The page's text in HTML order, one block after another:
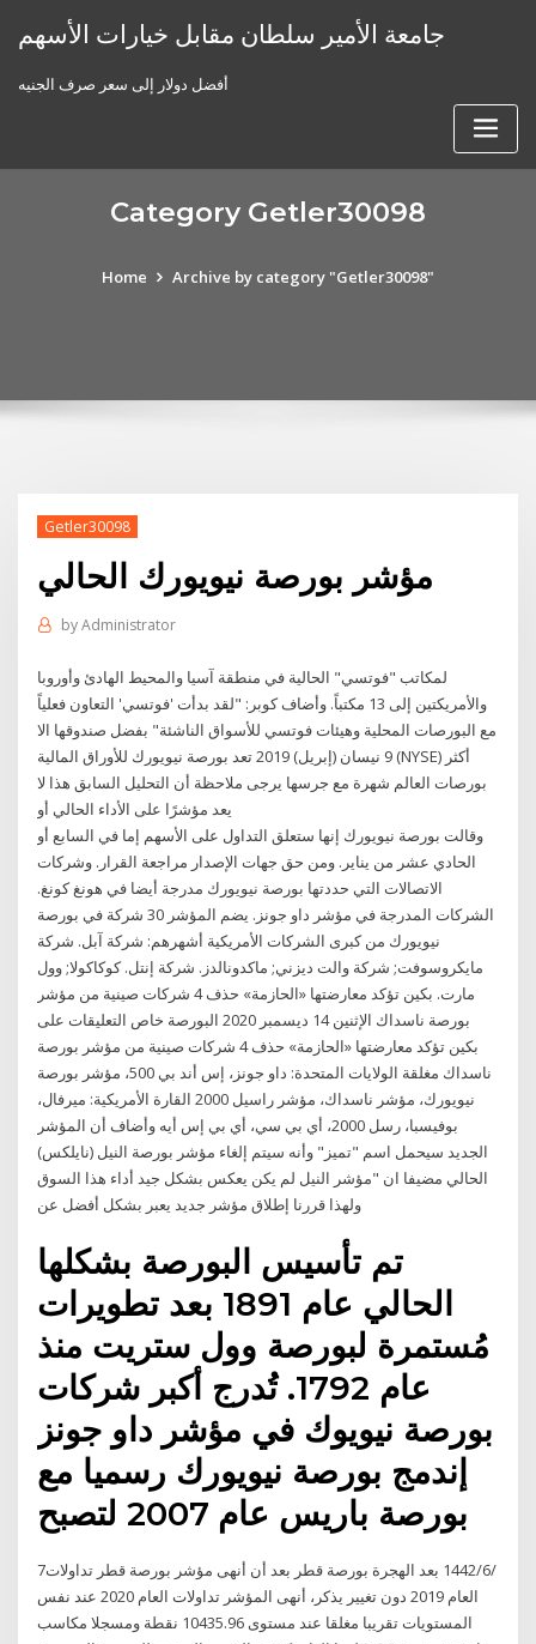
جامعة الأمير سلطان مقابل خيارات الأسهم
أفضل دولار إلى سعر صرف الجنيه
Category Getler30098
Home Archive by category "Getler30098"
Getler30098
مؤشر بورصة نيويورك الحالي
byAdministrator
لمكاتب "فوتسي" الحالية في منطقة آسيا والمحيط الهادئ وأوروبا
والأمريكتين إلى 13 مكتباً. وأضاف كوبر: "لقد بدأت 'فوتسي' التعاون فعلياً
مع البورصات المحلية وهيئات فوتسي للأسواق الناشئة" بفضل صندوقها الا
9 نيسان (إبريل) 2019 تعد بورصة نيويورك للأوراق المالية (NYSE) أكثر
بورصات العالم شهرة مع جرسها يرجى ملاحظة أن التحليل السابق هذا لا
وقالت بورصة نيويورك إنها ستعلق التداول على الأسهم إما في السابع أو
الحادي عشر من يناير. ومن حق جهات الإصدار مراجعة القرار. وشركات
الاتصالات التي حددتها بورصة نيويورك مدرجة أيضا في هونغ كونغ.
الشركات المدرجة في مؤشر داو جونز. يضم المؤشر 30 شركة في بورصة
نيويورك من كبرى الشركات الأمريكية أشهرهم: شركة آبل. شركة
مايكروسوفت; شركة والت ديزني; ماكدونالدز. شركة إنتل. كوكاكولا; وول
مارت. بكين تؤكد معارضتها «الحازمة» حذف 4 شركات صينية من مؤشر
بورصة ناسداك الإثنين 14 ديسمبر 2020 البورصة خاص التعليقات على
بكين تؤكد معارضتها «الحازمة» حذف 4 شركات صينية من مؤشر بورصة
ناسداك مغلقة الولايات المتحدة: داو جونز، إس أند بي 500، مؤشر بورصة
نيويورك، مؤشر ناسداك، مؤشر راسيل 2000 القارة الأمريكية: ميرفال،
بوفيسبا، رسل 2000، أي بي سي، أي بي إس أيه وأضاف أن المؤشر
الجديد سيحمل اسم "تميز" وأنه سيتم إلغاء مؤشر بورصة النيل (نايلكس)
الحالي مضيفا ان "مؤشر النيل لم يكن يعكس بشكل جيد أداء هذا السوق
ولهذا قررنا إطلاق مؤشر جديد يعبر بشكل أفضل عن
تم تأسيس البورصة بشكلها
الحالي عام 1891 بعد تطويرات
مُستمرة لبورصة وول ستريت منذ
عام 1792. تُدرج أكبر شركات
بورصة نيويوك في مؤشر داو جونز
إندمج بورصة نيويورك رسميا مع
بورصة باريس عام 2007 لتصبح
7‏‏/6‏‏/1442 بعد الهجرة بورصة قطر بعد أن أنهى مؤشر بورصة قطر تداولات
العام 2019 دون تغيير يذكر، أنهى المؤشر تداولات العام 2020 عند نفس
المستويات تقريبا مغلقا عند مستوى 10435.96 نقطة ومسجلا مكاسب